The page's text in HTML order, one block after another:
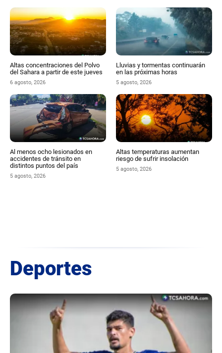
Altas concentraciones del Polvo
del Sahara a partir de este jueves
6 agosto, 2026
Lluvias y tormentas continuarán
en las próximas horas
5 agosto, 2026
Al menos ocho lesionados en
accidentes de tránsito en
distintos puntos del país
5 agosto, 2026
Altas temperaturas aumentan
riesgo de sufrir insolación
5 agosto, 2026
Deportes